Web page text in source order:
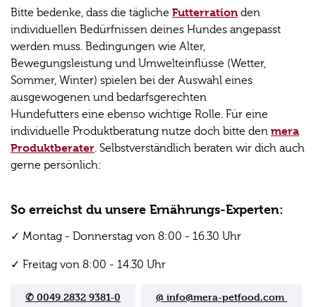
Bitte bedenke, dass die tägliche Futterration den
individuellen Bedürfnissen deines Hundes angepasst
werden muss. Bedingungen wie Alter,
Bewegungsleistung und Umwelteinflüsse (Wetter,
Sommer, Winter) spielen bei der Auswahl eines
ausgewogenen und bedarfsgerechten
Hundefutters eine ebenso wichtige Rolle. Für eine
individuelle Produktberatung nutze doch bitte den mera
Produktberater. Selbstverständlich beraten wir dich auch
gerne persönlich:
So erreichst du unsere Ernährungs-Experten:
✓ Montag - Donnerstag von 8:00 - 16.30 Uhr
✓ Freitag von 8:00 - 14.30 Uhr
✆ 0049 2832 9381-0 @ info@mera-petfood.com